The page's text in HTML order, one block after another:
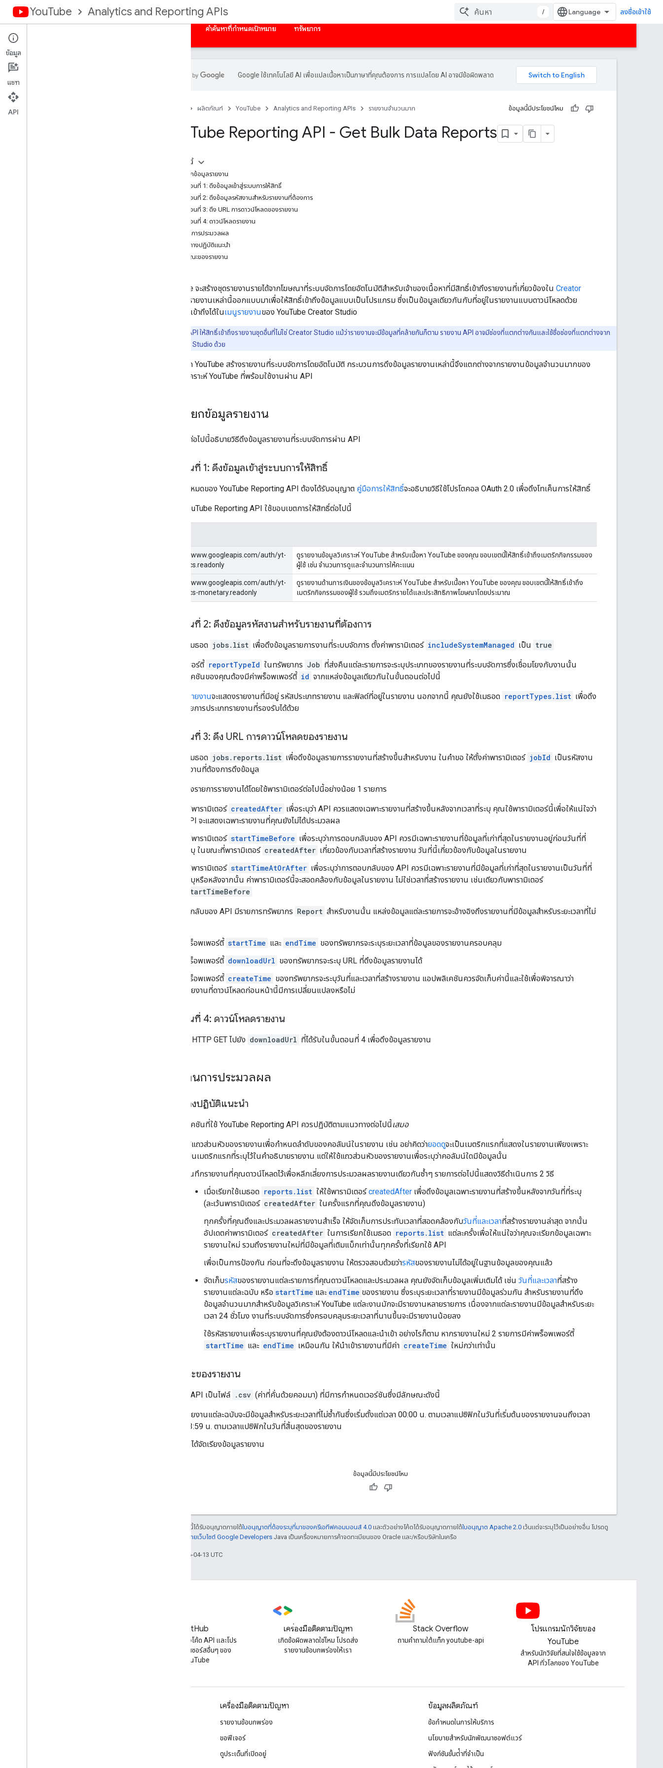
YouTube Analytics and Reporting APIs / ลงชื่อเข้าใช้
คําค้นหาที่กําหนดเป้าหมาย ทรัพยากร
API การรายงานของ You
รายงานที่ใช้ได้
Google ใช้เทคโนโลยี AI เพื่อแปลเนื้อหาเป็นภาษาที่คุณต้องการ การแปลโดย AI อาจมีข้อผิดพลาด
ผลิตภัณฑ์ YouTube Analytics and Reporting APIs รายงานจํานวนมาก ข้อมูลนี้มีประโยชน์ไหม
Tube Reporting API - Get Bulk Data Reports
ในหน้านี้
การเรียกข้อมูลรายงาน
ขั้นตอนที่ 1: ดึงข้อมูลเข้าสู่ระบบการให้สิทธิ์
ขั้นตอนที่ 2: ดึงข้อมูลรหัสงานสำหรับรายงานที่ต้องการ
ขั้นตอนที่ 3: ดึง URL การดาวน์โหลดของรายงาน
ขั้นตอนที่ 4: ดาวน์โหลดรายงาน
รายงานการประมวลผล
แนวทางปฏิบัติแนะนำ
ลักษณะของรายงาน
YouTube จะสร้างชุดรายงานรายได้จากโฆษณาที่ระบบจัดการโดยอัตโนมัติสำหรับเจ้าของเนื้อหาที่มีสิทธิ์เข้าถึงรายงานที่เกี่ยวข้องใน Creator
รายงานเหล่านี้ออกแบบมาเพื่อให้สิทธิ์เข้าถึงข้อมูลแบบเป็นโปรแกรม ซึ่งเป็นข้อมูลเดียวกันกับที่อยู่ในรายงานแบบดาวน์โหลดด้วย
ตนเองที่เข้าถึงได้ในเมนูรายงานของ YouTube Creator Studio
API ให้สิทธิ์เข้าถึงรายงานชุดอื่นที่ไม่ใช่ Creator Studio แม้ว่ารายงานจะมีข้อมูลที่คล้ายกันก็ตาม รายงาน API อาจมีช่องที่แตกต่างกันและใช้ชื่อช่องที่แตกต่างจาก
รายงาน Creator Studio ด้วย
เนื่องจาก YouTube สร้างรายงานที่ระบบจัดการโดยอัตโนมัติ กระบวนการดึงข้อมูลรายงานเหล่านี้จึงแตกต่างจากรายงานข้อมูลจำนวนมากของ
ข้อมูลวิเคราะห์ YouTube ที่พร้อมใช้งานผ่าน API
การเรียกข้อมูลรายงาน
ขั้นตอนต่อไปนี้อธิบายวิธีดึงข้อมูลรายงานที่ระบบจัดการผ่าน API
ขั้นตอนที่ 1: ดึงข้อมูลเข้าสู่ระบบการให้สิทธิ์
คำขอทั้งหมดของ YouTube Reporting API ต้องได้รับอนุญาต คู่มือการให้สิทธิ์จะอธิบายวิธีใช้โปรโตคอล OAuth 2.0 เพื่อดึงโทเค็นการให้สิทธิ์
คำขอ YouTube Reporting API ใช้ขอบเขตการให้สิทธิ์ต่อไปนี้
https://www.googleapis.com/auth/yt-
analytics.readonly
ดูรายงานข้อมูลวิเคราะห์ YouTube สำหรับเนื้อหา YouTube ของคุณ ขอบเขตนี้ให้สิทธิ์เข้าถึงเมตริกกิจกรรมของ
ผู้ใช้ เช่น จำนวนการดูและจำนวนการให้คะแนน
https://www.googleapis.com/auth/yt-
analytics-monetary.readonly
ดูรายงานด้านการเงินของข้อมูลวิเคราะห์ YouTube สำหรับเนื้อหา YouTube ของคุณ ขอบเขตนี้ให้สิทธิ์เข้าถึง
เมตริกกิจกรรมของผู้ใช้ รวมถึงเมตริกรายได้และประสิทธิภาพโฆษณาโดยประมาณ
ขั้นตอนที่ 2: ดึงข้อมูลรหัสงานสำหรับรายงานที่ต้องการ
เรียกใช้เมธอด jobs.list เพื่อดึงข้อมูลรายการงานที่ระบบจัดการ ตั้งค่าพารามิเตอร์ includeSystemManaged เป็น true
พร็อพเพอร์ตี้ reportTypeId ในทรัพยากร Job ที่ส่งคืนแต่ละรายการจะระบุประเภทของรายงานที่ระบบจัดการซึ่งเชื่อมโยงกับงานนั้น
แอปพลิเคชันของคุณต้องมีค่าพร็อพเพอร์ตี้ id จากแหล่งข้อมูลเดียวกันในขั้นตอนต่อไปนี้
รายงานจะแสดงรายงานที่มีอยู่ รหัสประเภทรายงาน และฟิลด์ที่อยู่ในรายงาน นอกจากนี้ คุณยังใช้เมธอด reportTypes.list เพื่อดึง
ข้อมูลรายการประเภทรายงานที่รองรับได้ด้วย
ขั้นตอนที่ 3: ดึง URL การดาวน์โหลดของรายงาน
เรียกใช้เมธอด jobs.reports.list เพื่อดึงข้อมูลรายการรายงานที่สร้างขึ้นสำหรับงาน ในคำขอ ให้ตั้งค่าพารามิเตอร์ jobId เป็นรหัสงาน
ของรายงานที่ต้องการดึงข้อมูล
คุณกรองรายการรายงานได้โดยใช้พารามิเตอร์ต่อไปนี้อย่างน้อย 1 รายการ
ใช้พารามิเตอร์ createdAfter เพื่อระบุว่า API ควรแสดงเฉพาะรายงานที่สร้างขึ้นหลังจากเวลาที่ระบุ คุณใช้พารามิเตอร์นี้เพื่อให้แน่ใจว่า
API จะแสดงเฉพาะรายงานที่คุณยังไม่ได้ประมวลผล
ใช้พารามิเตอร์ startTimeBefore เพื่อระบุว่าการตอบกลับของ API ควรมีเฉพาะรายงานที่ข้อมูลที่เก่าที่สุดในรายงานอยู่ก่อนวันที่ที่
ระบุ ในขณะที่พารามิเตอร์ createdAfter เกี่ยวข้องกับเวลาที่สร้างรายงาน วันที่นี้เกี่ยวข้องกับข้อมูลในรายงาน
ใช้พารามิเตอร์ startTimeAtOrAfter เพื่อระบุว่าการตอบกลับของ API ควรมีเฉพาะรายงานที่มีข้อมูลที่เก่าที่สุดในรายงานเป็นวันที่ที่
ระบุหรือหลังจากนั้น ค่าพารามิเตอร์นี้จะสอดคล้องกับข้อมูลในรายงาน ไม่ใช่เวลาที่สร้างรายงาน เช่นเดียวกับพารามิเตอร์
startTimeBefore
การตอบกลับของ API มีรายการทรัพยากร Report สำหรับงานนั้น แหล่งข้อมูลแต่ละรายการจะอ้างอิงถึงรายงานที่มีข้อมูลสำหรับระยะเวลาที่ไม่
พร็อพเพอร์ตี้ startTime และ endTime ของทรัพยากรจะระบุระยะเวลาที่ข้อมูลของรายงานครอบคลุม
พร็อพเพอร์ตี้ downloadUrl ของทรัพยากรจะระบุ URL ที่ดึงข้อมูลรายงานได้
พร็อพเพอร์ตี้ createTime ของทรัพยากรจะระบุวันที่และเวลาที่สร้างรายงาน แอปพลิเคชันควรจัดเก็บค่านี้และใช้เพื่อพิจารณาว่า
รายงานที่ดาวน์โหลดก่อนหน้านี้มีการเปลี่ยนแปลงหรือไม่
ขั้นตอนที่ 4: ดาวน์โหลดรายงาน
ส่งคำขอ HTTP GET ไปยัง downloadUrl ที่ได้รับในขั้นตอนที่ 4 เพื่อดึงข้อมูลรายงาน
รายงานการประมวลผล
แนวทางปฏิบัติแนะนำ
แอปพลิเคชันที่ใช้ YouTube Reporting API ควรปฏิบัติตามแนวทางต่อไปนี้เสมอ
ใช้แถวส่วนหัวของรายงานเพื่อกำหนดลำดับของคอลัมน์ในรายงาน เช่น อย่าคิดว่ายอดดูจะเป็นเมตริกแรกที่แสดงในรายงานเพียงเพราะ
เป็นเมตริกแรกที่ระบุไว้ในคำอธิบายรายงาน แต่ให้ใช้แถวส่วนหัวของรายงานเพื่อระบุว่าคอลัมน์ใดมีข้อมูลนั้น
บันทึกรายงานที่คุณดาวน์โหลดไว้เพื่อหลีกเลี่ยงการประมวลผลรายงานเดียวกันซ้ำๆ รายการต่อไปนี้แสดงวิธีดำเนินการ 2 วิธี
เมื่อเรียกใช้เมธอด reports.list ให้ใช้พารามิเตอร์createdAfter เพื่อดึงข้อมูลเฉพาะรายงานที่สร้างขึ้นหลังจากวันที่ที่ระบุ
(ละเว้นพารามิเตอร์ createdAfter ในครั้งแรกที่คุณดึงข้อมูลรายงาน)
ทุกครั้งที่คุณดึงและประมวลผลรายงานสำเร็จ ให้จัดเก็บการประทับเวลาที่สอดคล้องกับวันที่และเวลาที่สร้างรายงานล่าสุด จากนั้น
อัปเดตค่าพารามิเตอร์ createdAfter ในการเรียกใช้เมธอด reports.list แต่ละครั้งเพื่อให้แน่ใจว่าคุณจะเรียกข้อมูลเฉพาะ
รายงานใหม่ รวมถึงรายงานใหม่ที่มีข้อมูลที่เติมแบ็กเท่านั้นทุกครั้งที่เรียกใช้ API
เพื่อเป็นการป้องกัน ก่อนที่จะดึงข้อมูลรายงาน ให้ตรวจสอบด้วยว่ารหัสของรายงานไม่ได้อยู่ในฐานข้อมูลของคุณแล้ว
จัดเก็บรหัสของรายงานแต่ละรายการที่คุณดาวน์โหลดและประมวลผล คุณยังจัดเก็บข้อมูลเพิ่มเติมได้ เช่น วันที่และเวลาที่สร้าง
รายงานแต่ละฉบับ หรือ startTime และ endTime ของรายงาน ซึ่งระบุระยะเวลาที่รายงานมีข้อมูลร่วมกัน สำหรับรายงานที่ดึง
ข้อมูลจำนวนมากสำหรับข้อมูลวิเคราะห์ YouTube แต่ละงานมักจะมีรายงานหลายรายการ เนื่องจากแต่ละรายงานมีข้อมูลสำหรับระยะ
เวลา 24 ชั่วโมง งานที่ระบบจัดการซึ่งครอบคลุมระยะเวลาที่นานขึ้นจะมีรายงานน้อยลง
ใช้รหัสรายงานเพื่อระบุรายงานที่คุณยังต้องดาวน์โหลดและนำเข้า อย่างไรก็ตาม หากรายงานใหม่ 2 รายการมีค่าพร็อพเพอร์ตี้
startTime และ endTime เหมือนกัน ให้นําเข้ารายงานที่มีค่า createTime ใหม่กว่าเท่านั้น
ลักษณะของรายงาน
รายงาน API เป็นไฟล์ .csv (ค่าที่คั่นด้วยคอมมา) ที่มีการกำหนดเวอร์ชันซึ่งมีลักษณะดังนี้
รายงานแต่ละฉบับจะมีข้อมูลสำหรับระยะเวลาที่ไม่ซ้ำกันซึ่งเริ่มตั้งแต่เวลา 00:00 น. ตามเวลาแปซิฟิกในวันที่เริ่มต้นของรายงานจนถึงเวลา
23:59 น. ตามเวลาแปซิฟิกในวันที่สิ้นสุดของรายงาน
ไม่ได้จัดเรียงข้อมูลรายงาน
ข้อมูลนี้มีประโยชน์ไหม
เนื้อหาของหน้าเว็บนี้ได้รับอนุญาตภายใต้ใบอนุญาตที่ต้องระบุที่มาของครีเอทีฟคอมมอนส์ 4.0 และตัวอย่างโค้ดได้รับอนุญาตภายใต้ใบอนุญาต Apache 2.0 เว้นแต่จะระบุไว้เป็นอย่างอื่น โปรดดู
นโยบายเว็บไซต์ Google Developers Java เป็นเครื่องหมายการค้าจดทะเบียนของ Oracle และ/หรือบริษัทในเครือ
อัปเดตล่าสุด 2026-04-13 UTC
GitHub
ค้นหาตัวอย่างโค้ด API และโปร
เจ็กต์โอเพนซอร์สอื่นๆ ของ
YouTube
เครื่องมือติดตามปัญหา
เกิดข้อผิดพลาดใช่ไหม โปรดส่ง
รายงานข้อบกพร่องให้เรา
Stack Overflow
ถามคําถามใต้แท็ก youtube-api
โปรแกรมนักวิจัยของ
YouTube
สําหรับนักวิจัยที่สนใจใช้ข้อมูลจาก
API ทั่วโลกของ YouTube
เครื่องมือติดตามปัญหา
รายงานข้อบกพร่อง
ขอฟีเจอร์
ดูประเด็นที่เปิดอยู่
ข้อมูลผลิตภัณฑ์
ข้อกำหนดในการให้บริการ
นโยบายสำหรับนักพัฒนาซอฟต์แวร์
ฟังก์ชันขั้นต่ําที่จําเป็น
ข้อมูล
แชท
API